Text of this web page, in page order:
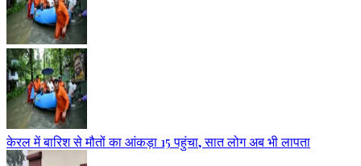
केरल में बारिश से मौतों का आंकड़ा 15 पहुंचा, सात लोग अब भी लापता